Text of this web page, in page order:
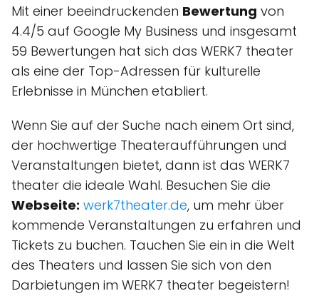
Mit einer beeindruckenden Bewertung von
4.4/5 auf Google My Business und insgesamt
59 Bewertungen hat sich das WERK7 theater
als eine der Top-Adressen für kulturelle
Erlebnisse in München etabliert.
Wenn Sie auf der Suche nach einem Ort sind,
der hochwertige Theateraufführungen und
Veranstaltungen bietet, dann ist das WERK7
theater die ideale Wahl. Besuchen Sie die
Webseite: werk7theater.de, um mehr über
kommende Veranstaltungen zu erfahren und
Tickets zu buchen. Tauchen Sie ein in die Welt
des Theaters und lassen Sie sich von den
Darbietungen im WERK7 theater begeistern!